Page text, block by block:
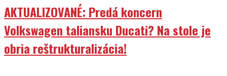
AKTUALIZOVANÉ: Predá koncern
Volkswagen taliansku Ducati? Na stole je
obria reštrukturalizácia!